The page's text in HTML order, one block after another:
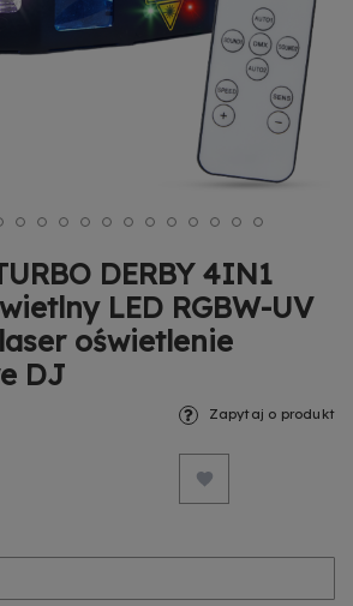
DERBY 4IN1
LED RGBW-UV
oświetlenie
DJ
Zapytaj o produkt